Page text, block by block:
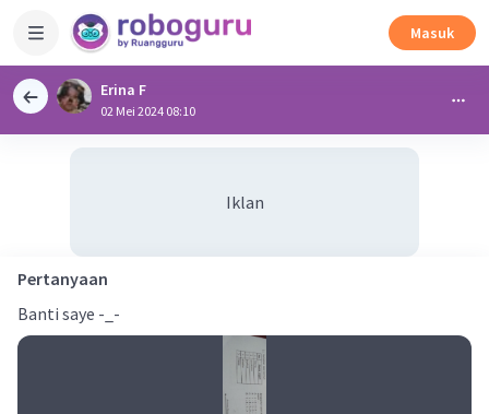
Masuk
Erina F
02 Mei 2024 08:10
Iklan
Pertanyaan
Banti saye -_-